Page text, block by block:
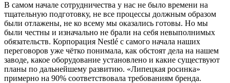
В самом начале сотрудничества у нас не было времени на
тщательную подготовку, не все процессы должным образом
были отлажены, не ко всему мы оказались готовы. Но мы
были честны и изначально не брали на себя невыполнимых
обязательств. Корпорация Nestlé с самого начала наших
переговоров уже чётко понимала, как обстоят дела на нашем
заводе, какое оборудование установлено и какие существуют
планы по дальнейшему развитию. «Липецкая росинка»
примерно на 90% соответствовала требованиям бренда.